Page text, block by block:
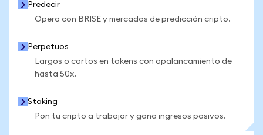
Predecir
Opera con BRISE y mercados de predicción cripto.
Perpetuos
Largos o cortos en tokens con apalancamiento de
hasta 50x.
Staking
Pon tu cripto a trabajar y gana ingresos pasivos.